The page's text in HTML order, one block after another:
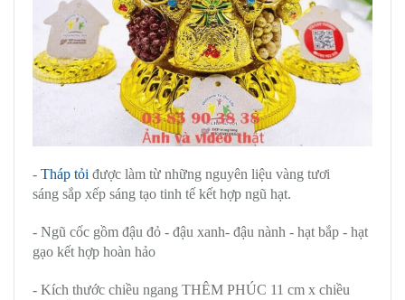
- Tháp tỏi được làm từ những nguyên liệu vàng tươi
sáng sắp xếp sáng tạo tinh tế kết hợp ngũ hạt.
- Ngũ cốc gồm đậu đỏ - đậu xanh- đậu nành - hạt bắp - hạt
gạo kết hợp hoàn hảo
- Kích thước chiều ngang THÊM PHÚC 11 cm x chiều